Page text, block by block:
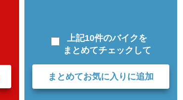
上記10件のバイクを
まとめてチェックして
まとめてお気に入りに追加